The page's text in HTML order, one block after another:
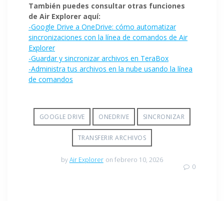
También puedes consultar otras funciones
de Air Explorer aquí:
-Google Drive a OneDrive: cómo automatizar
sincronizaciones con la línea de comandos de Air
Explorer
-Guardar y sincronizar archivos en TeraBox
-Administra tus archivos en la nube usando la línea
de comandos
GOOGLE DRIVE ONEDRIVE SINCRONIZAR
TRANSFERIR ARCHIVOS
byAir Explorer on febrero 10, 2026
0